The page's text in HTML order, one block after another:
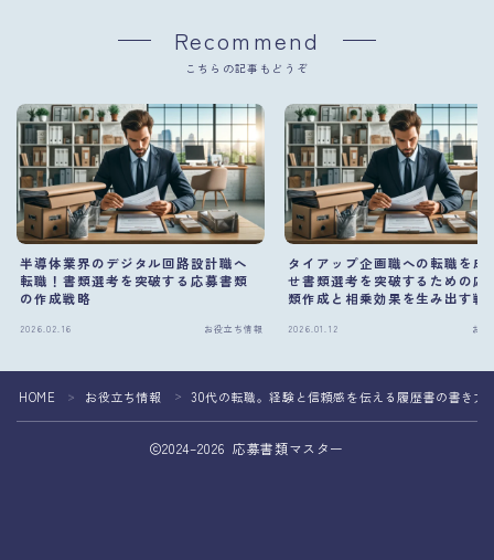
Recommend
こちらの記事もどうぞ
半導体業界のデジタル回路設計職へ
転職！書類選考を突破する応募書類
の作成戦略
2026.02.16 お役立ち情報
タイアップ企画職への転職を成
せ書類選考を突破するための応
類作成と相乗効果を生み出す戦
2026.01.12 お
HOME ＞ お役立ち情報 ＞ 30代の転職。経験と信頼感を伝える履歴書の書き方
2024–2026 応募書類マスター